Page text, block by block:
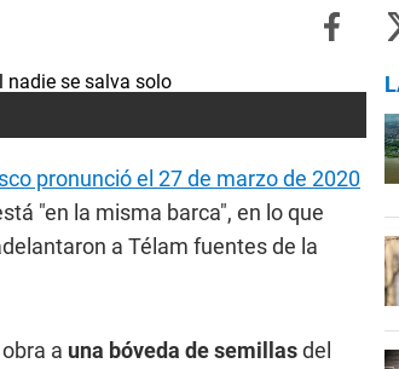
pronunció el 27 de marzo de 2020
"en la misma barca", en lo que
a Télam fuentes de la
a una bóveda de semillasdel